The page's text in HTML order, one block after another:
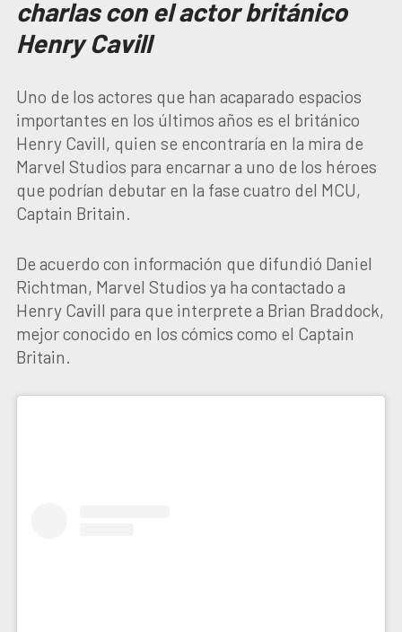
charlas con el actor británico
Henry Cavill
Uno de los actores que han acaparado espacios
importantes en los últimos años es el británico
Henry Cavill, quien se encontraría en la mira de
Marvel Studios para encarnar a uno de los héroes
que podrían debutar en la fase cuatro del MCU,
Captain Britain.
De acuerdo con información que difundió Daniel
Richtman, Marvel Studios ya ha contactado a
Henry Cavill para que interprete a Brian Braddock,
mejor conocido en los cómics como el Captain
Britain.